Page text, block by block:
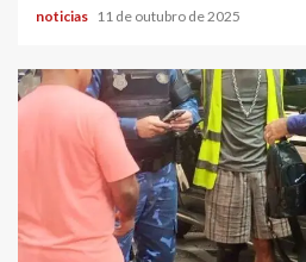
noticias 11 de outubro de 2025